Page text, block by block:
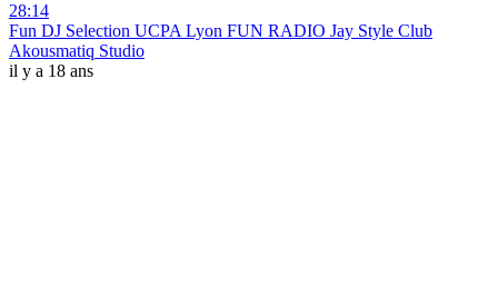
28:14
Fun DJ Selection UCPA Lyon FUN RADIO Jay Style Club
Akousmatiq Studio
il y a 18 ans